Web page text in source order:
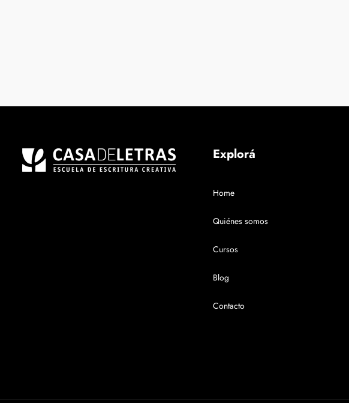
Explorá
Home
Quiénes somos
Cursos
Blog
Contacto